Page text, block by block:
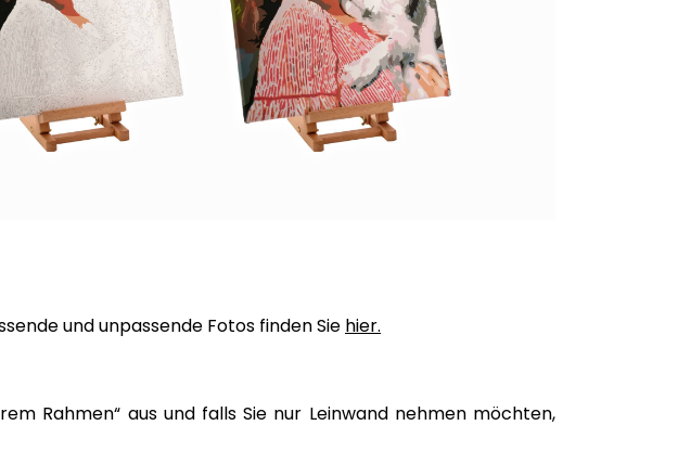
und unpassende Fotos finden Sie hier.
Rahmen“ aus und falls Sie nur Leinwand nehmen möchten,